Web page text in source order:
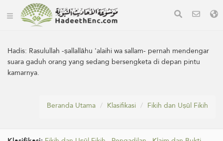
Hadis: Rasulullah -ṣallallāhu 'alaihi wa sallam- pernah mendengar
suara gaduh orang yang sedang bersengketa di depan pintu
kamarnya.
Beranda Utama Klasifikasi Fikih dan Uṣūl Fikih